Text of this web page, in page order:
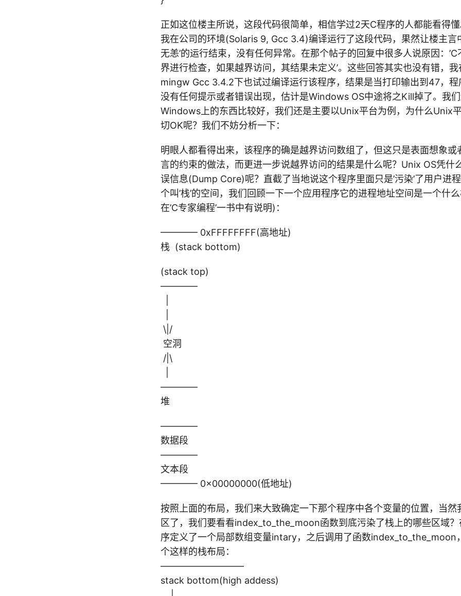
正如这位楼主所说，这段代码很简单，相信学过2天C程序的人都能看得
我在公司的环境(Solaris 9, Gcc 3.4)编译运行了这段代码，果然让楼主言
无恙’的运行结束，没有任何异常。在那个帖子的回复中很多人说原因：
界进行检查，如果越界访问，其结果未定义’。这些回答其实也没有错，
mingw Gcc 3.4.2下也试过编译运行该程序，结果是当打印输出到47，程
没有任何提示或者错误出现，估计是Windows OS中途将之Kill掉了。我
Windows上的东西比较好，我们还是主要以Unix平台为例，为什么Unix
切OK呢？我们不妨分析一下：
明眼人都看得出来，该程序的确是越界访问数组了，但这只是表面想象或
言的约束的做法，而更进一步说越界访问的结果是什么呢？Unix OS凭什
误信息(Dump Core)呢？直截了当地说这个程序里面只是’污染’了用户进
个叫’栈’的空间，我们回顾一下一个应用程序它的进程地址空间是一个什
在’C专家编程’一书中有说明)：
———— 0xFFFFFFFF(高地址)
栈 (stack bottom)
(stack top)
————
\|/
空洞
/|\
————
堆
————
数据段
————
文本段
———— 0×00000000(低地址)
按照上面的布局，我们来大致确定一下那个程序中各个变量的位置，当然
区了，我们要看看index_to_the_moon函数到底污染了栈上的哪些区域
序定义了一个局部数组变量intary，之后调用了函数index_to_the_moon
个这样的栈布局：
—————————
stack bottom(high addess)